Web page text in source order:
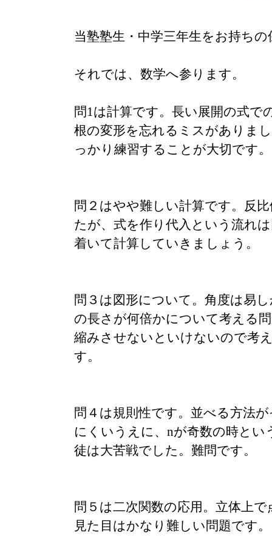
当塾塾生・中学三年生をお持ちの
それでは、数学へ参ります。
問1は計算です。長い展開の式で
根の変形を忘れるミスがありま
っかり練習することが大切です。
問２はやや難しい計算です。反
たが、式を作り代入という流れ
着いて計算していきましょう。
問３は図形について。角度は易
の長さが何倍かについて考える
縮みさせないといけないので考
す。
問４は規則性です。並べる方法
にくいうえに、nが奇数の時とい
徒は大苦戦でした。難問です。
問５は二次関数の応用。立体上
見た目はかなり難しい問題です